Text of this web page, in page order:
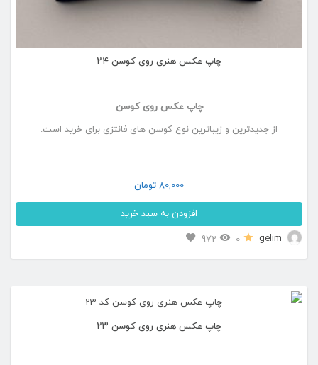
چاپ عکس هنری روی کوسن ۲۴
چاپ عکس روی کوسن
از جدیدترین و زیباترین نوع کوسن های فانتزی برای خرید است.
80,000 تومان
افزودن به سبد خرید
gelim
0
972
چاپ عکس هنری روی کوسن ۲۳